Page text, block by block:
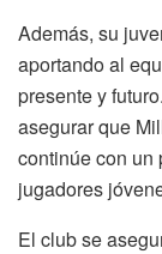
Además, su
aportando al
presente y
asegurar que
continúe con un
jugadores
El club se